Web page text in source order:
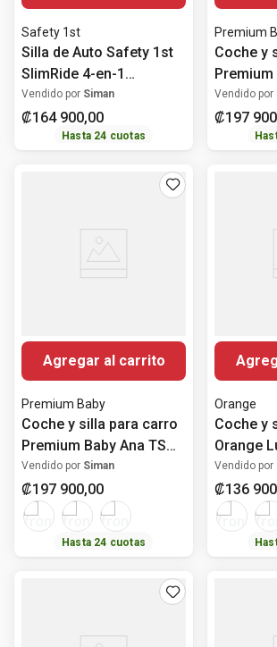
Safety 1st
Silla de Auto Safety 1st
SlimRide 4-en-1
Convertible
Vendido por Siman
₡164 900,00
Hasta 24 cuotas
Premium
Coche y
Premium
para
Vendido por
₡197 900
Agregar al carrito
Premium Baby
Coche y silla para carro
Premium Baby Ana TS
para bebé
Vendido por Siman
₡197 900,00
Hasta 24 cuotas
Orange
Coche y
Orange
Vendido por
₡136 900